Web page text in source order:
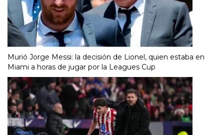
Murió Jorge Messi: la decisión de Lionel, quien estaba en
Miami a horas de jugar por la Leagues Cup